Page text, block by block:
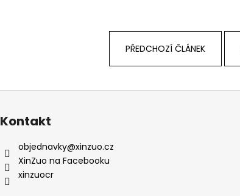
PŘEDCHOZÍ ČLÁNEK
Kontakt
objednavky@xinzuo.cz
XinZuo na Facebooku
xinzuocr